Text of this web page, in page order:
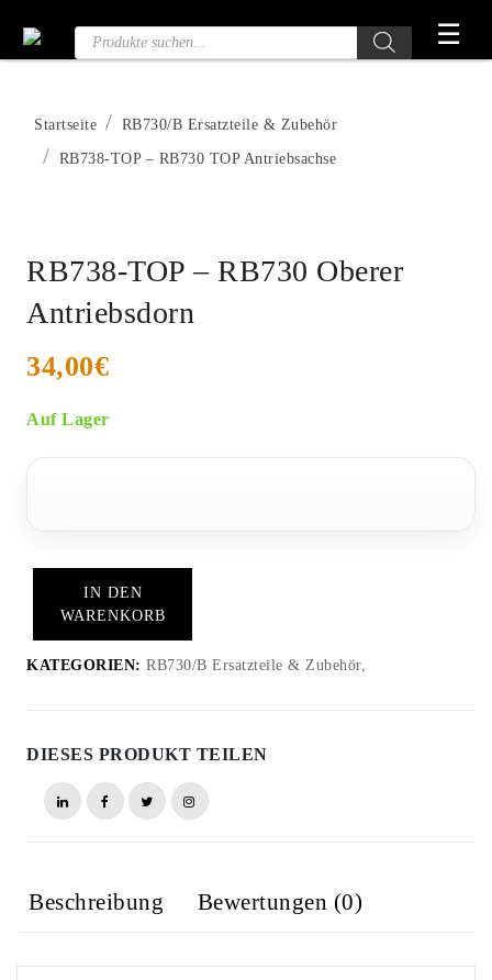
Inhalt
springen
Produktsuche ☰
Startseite RB730/B Ersatzteile & Zubehör
RB738-TOP – RB730 TOP Antriebsachse
RB738-TOP – RB730 Oberer
Antriebsdorn
34,00€
Auf Lager
IN DEN
WARENKORB
KATEGORIEN: RB730/B Ersatzteile & Zubehör,
DIESES PRODUKT TEILEN
Beschreibung Bewertungen (0)